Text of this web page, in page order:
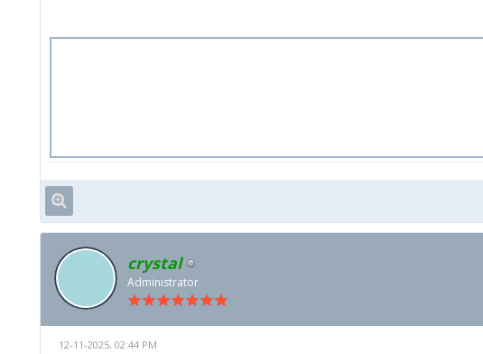
crystal
Administrator
12-11-2025, 02:44 PM